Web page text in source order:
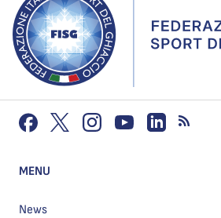
MENU
News